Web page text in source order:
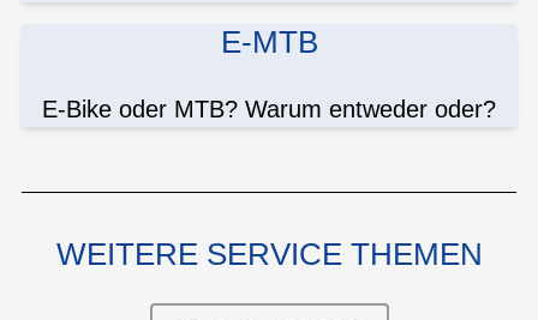
E-MTB
E-Bike oder MTB? Warum entweder oder?
WEITERE SERVICE THEMEN